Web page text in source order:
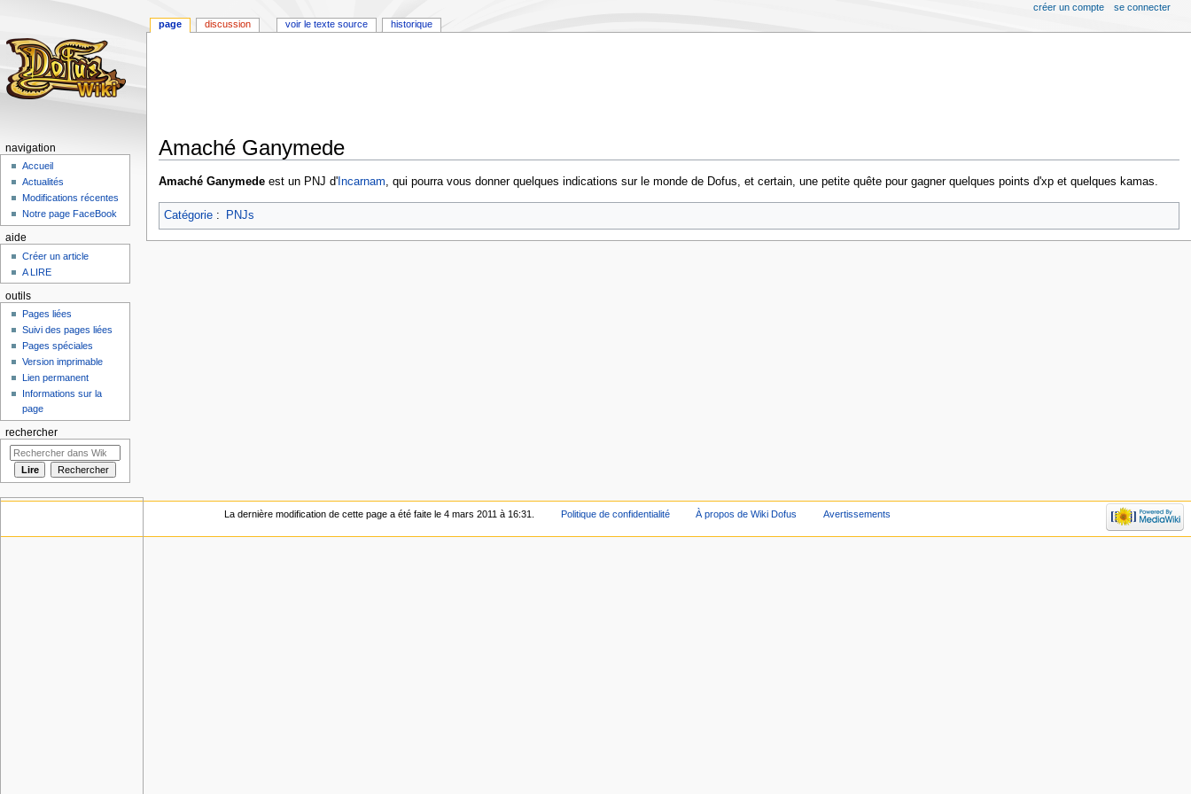
Amaché Ganymede
Aller
la
navigation
Aller
la
recherche
Amaché Ganymedeest un PNJ d'Incarnam, qui pourra vous donner quelques indications sur le monde de Dofus, et certain, une petite quête pour gagner quelques points d'xp et quelques kamas.
Catégorie: PNJs
page discussion voir le texte source historique
créer un compte se connecter
navigation
Accueil
Actualités
Modifications récentes
Notre page FaceBook
aide
Créer un article
A LIRE
outils
Pages liées
Suivi des pages liées
Pages spéciales
Version imprimable
Lien permanent
Informations sur la
page
rechercher
La dernière modification de cette page a été faite le 4 mars 2011 à 16:31. Politique de confidentialité À propos de Wiki Dofus Avertissements